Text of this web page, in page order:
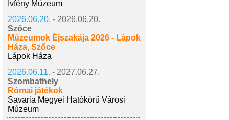
Ívfény Múzeum
2026.06.20. - 2026.06.20.
Szőce
Múzeumok Éjszakája 2026 - Lápok
Háza, Szőce
Lápok Háza
2026.06.11. - 2027.06.27.
Szombathely
Római játékok
Savaria Megyei Hatókörű Városi
Múzeum